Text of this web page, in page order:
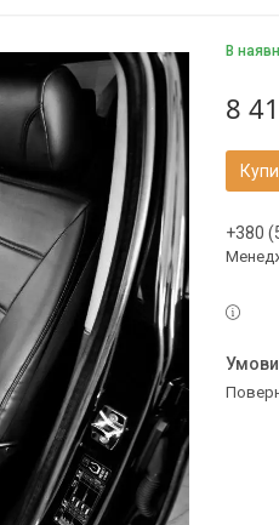
В
8
+380